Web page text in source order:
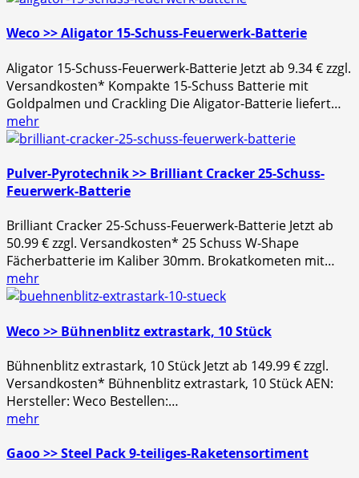
Weco >> Aligator 15-Schuss-Feuerwerk-Batterie
Aligator 15-Schuss-Feuerwerk-Batterie Jetzt ab 9.34 € zzgl.
Versandkosten* Kompakte 15-Schuss Batterie mit
Goldpalmen und Crackling Die Aligator-Batterie liefert…
mehr
Pulver-Pyrotechnik >> Brilliant Cracker 25-Schuss-
Feuerwerk-Batterie
Brilliant Cracker 25-Schuss-Feuerwerk-Batterie Jetzt ab
50.99 € zzgl. Versandkosten* 25 Schuss W-Shape
Fächerbatterie im Kaliber 30mm. Brokatkometen mit…
mehr
Weco >> Bühnenblitz extrastark, 10 Stück
Bühnenblitz extrastark, 10 Stück Jetzt ab 149.99 € zzgl.
Versandkosten* Bühnenblitz extrastark, 10 Stück AEN:
Hersteller: Weco Bestellen:…
mehr
Gaoo >> Steel Pack 9-teiliges-Raketensortiment